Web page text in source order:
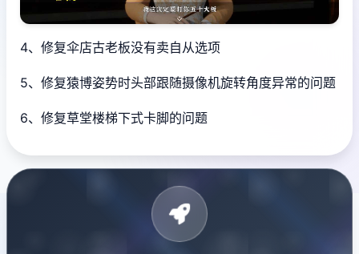
4、修复伞店古老板没有卖自从选项
5、修复猿博姿势时头部跟随摄像机旋转角度异常的问题
6、修复草堂楼梯下式卡脚的问题